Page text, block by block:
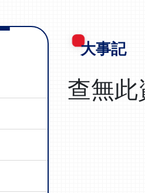
大事記
查無此